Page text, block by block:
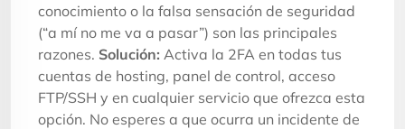
conocimiento o la falsa sensación de seguridad
(“a mí no me va a pasar”) son las principales
razones. Solución: Activa la 2FA en todas tus
cuentas de hosting, panel de control, acceso
FTP/SSH y en cualquier servicio que ofrezca esta
opción. No esperes a que ocurra un incidente de